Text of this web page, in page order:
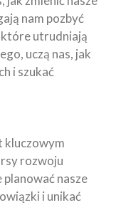
nam pozbyć
które utrudniają
uczą nas, jak
i szukać
kluczowym
rozwoju
nasze
i unikać